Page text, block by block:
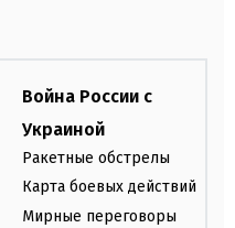
Война России с
Украиной
Ракетные обстрелы
Карта боевых действий
Мирные переговоры